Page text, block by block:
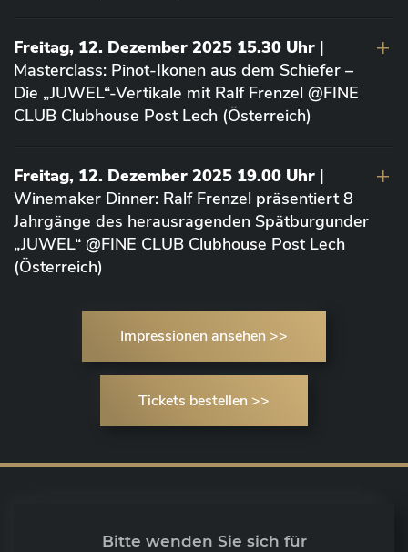
Freitag, 12. Dezember 2025 15.30 Uhr |
Masterclass: Pinot-Ikonen aus dem Schiefer –
Die „JUWEL“-Vertikale mit Ralf Frenzel @FINE
CLUB Clubhouse Post Lech (Österreich)
Freitag, 12. Dezember 2025 19.00 Uhr |
Winemaker Dinner: Ralf Frenzel präsentiert 8
Jahrgänge des herausragenden Spätburgunder
„JUWEL“ @FINE CLUB Clubhouse Post Lech
(Österreich)
Impressionen ansehen >>
Tickets bestellen >>
Bitte wenden Sie sich für